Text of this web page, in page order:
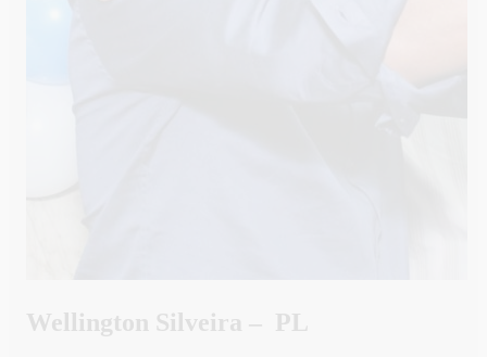
Wellington Silveira – PL